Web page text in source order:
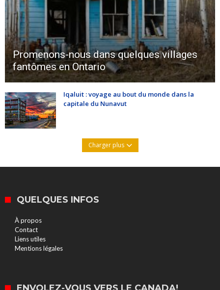
Promenons-nous dans quelques villages
fantômes en Ontario
Iqaluit : voyage au bout du monde dans la
capitale du Nunavut
Charger plus
QUELQUES INFOS
À propos
Contact
Liens utiles
Mentions légales